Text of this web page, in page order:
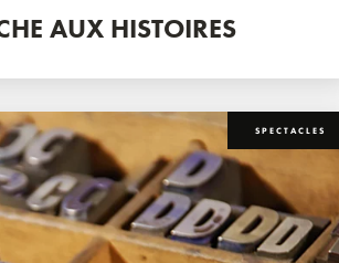
AUX HISTOIRES
SPECTACLES